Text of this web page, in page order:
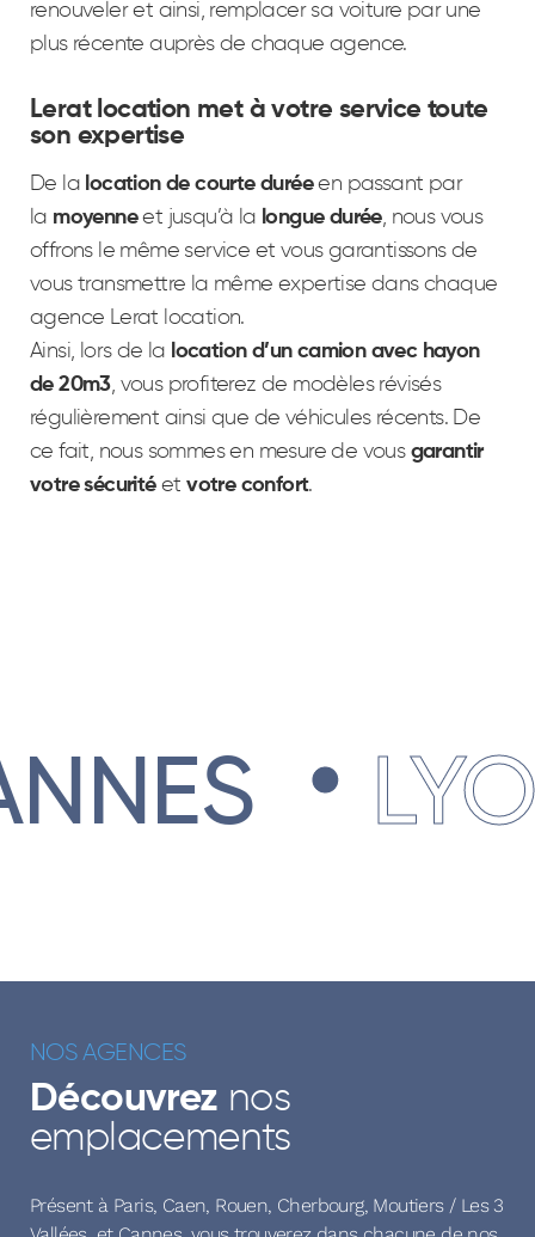
renouveler et ainsi, remplacer sa voiture par une
plus récente auprès de chaque agence.
Lerat location met à votre service toute
son expertise
De la location de courte duréeen passant par
la moyenneet jusqu’à la longue durée, nous vous
offrons le même service et vous garantissons de
vous transmettre la même expertise dans chaque
agence Lerat location.
Ainsi, lors de la location d’un camion avec hayon
de 20m3, vous profiterez de modèles révisés
régulièrement ainsi que de véhicules récents. De
ce fait, nous sommes en mesure de vous garantir
votre sécuritéetvotre confort.
. LYON .
NOS AGENCES
Découvrez nos
emplacements
Présent à Paris, Caen, Rouen, Cherbourg, Moutiers / Les 3